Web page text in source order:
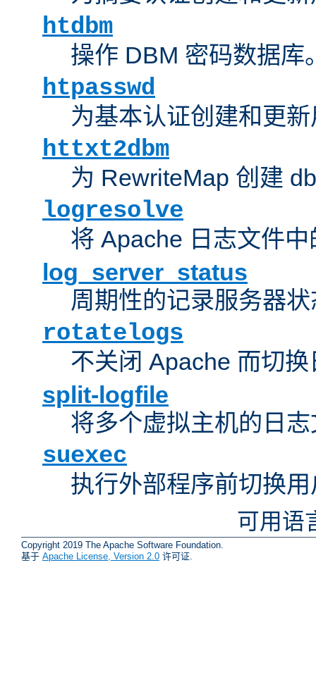
htdbm
操作 DBM 密码数据库
htpasswd
为基本认证创建和更
httxt2dbm
为 RewriteMap 创建
logresolve
将 Apache 日志文件
log_server_status
周期性的记录服务器
rotatelogs
不关闭 Apache 而切
split-logfile
将多个虚拟主机的日
suexec
执行外部程序前切换
可用语
Copyright 2019 The Apache Software Foundation.
基于 Apache License, Version 2.0 许可证.